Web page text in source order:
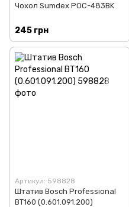
Чохол Sumdex POC-483BK
245 грн
Артикул: 598828
Штатив Bosch Professional
BT160 (0.601.091.200)